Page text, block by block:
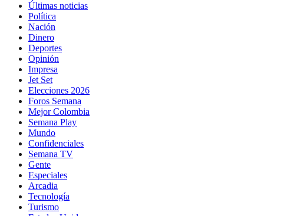
Últimas noticias
Política
Nación
Dinero
Deportes
Opinión
Impresa
Jet Set
Elecciones 2026
Foros Semana
Mejor Colombia
Semana Play
Mundo
Confidenciales
Semana TV
Gente
Especiales
Arcadia
Tecnología
Turismo